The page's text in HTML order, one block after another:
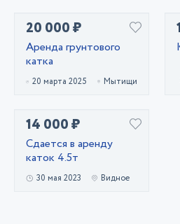
20 000 ₽
Аренда грунтового
катка
20 марта 2025 Мытищи
14 000 ₽
Сдается в аренду
каток 4.5т
30 мая 2023 Видное